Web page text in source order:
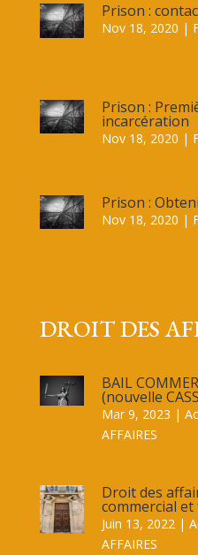
Prison :
Nov 18, 2020 |
Prison :
incarcération
Nov 18, 2020 |
Prison :
Nov 18, 2020 |
DROIT DES
BAIL
(nouvelle
Mar 9, 2023 |
AFFAIRES
Droit des
commercial
Juin 13, 2022|
AFFAIRES